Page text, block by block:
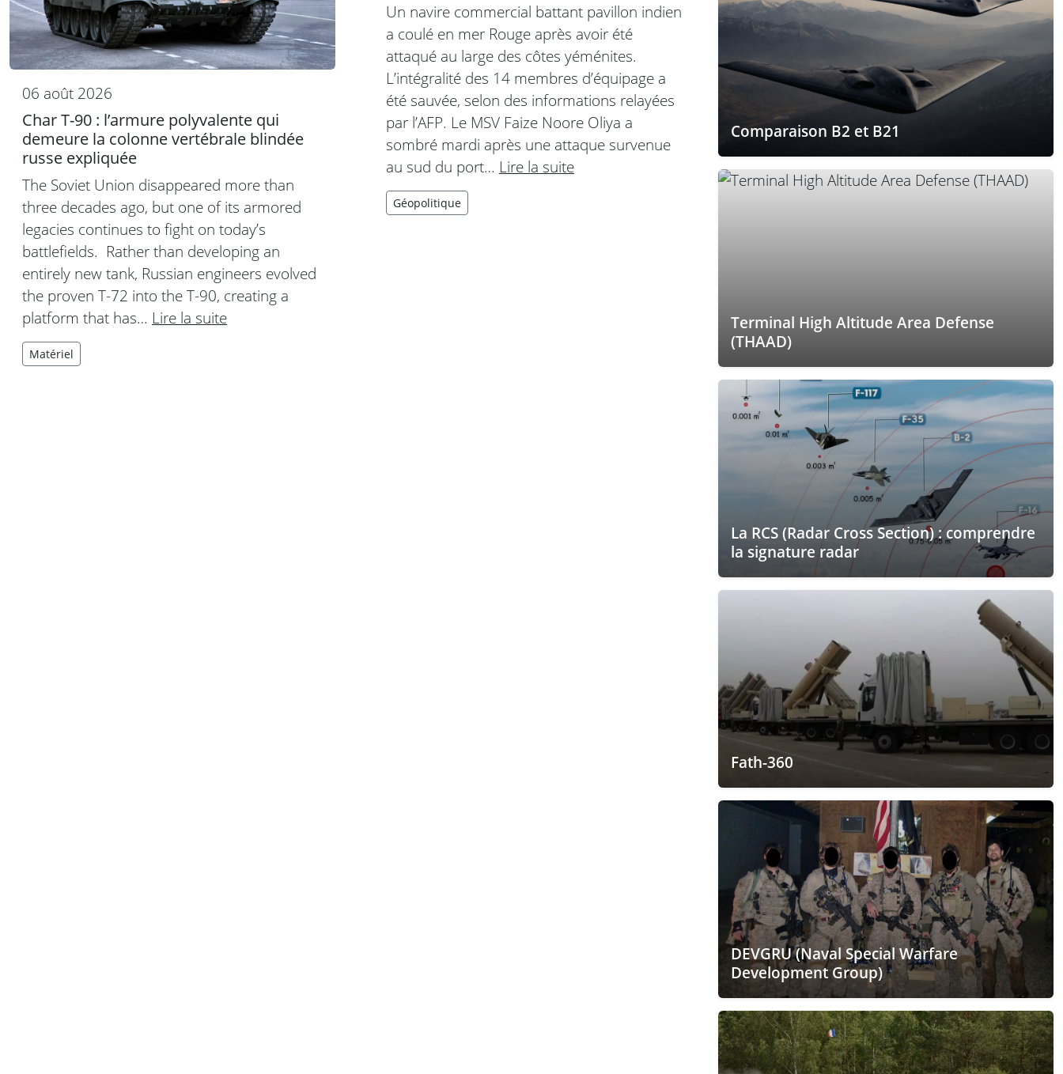
06 août 2026
Char T-90 : l’armure polyvalente qui
demeure la colonne vertébrale blindée
russe expliquée
The Soviet Union disappeared more than
three decades ago, but one of its armored
legacies continues to fight on today’s
battlefields. Rather than developing an
entirely new tank, Russian engineers evolved
the proven T-72 into the T-90, creating a
platform that has… Lire la suite
Matériel
Un navire commercial battant pavillon indien
a coulé en mer Rouge après avoir été
attaqué au large des côtes yéménites.
L’intégralité des 14 membres d’équipage a
été sauvée, selon des informations relayées
par l’AFP. Le MSV Faize Noore Oliya a
sombré mardi après une attaque survenue
au sud du port… Lire la suite
Géopolitique
Comparaison B2 et B21
Terminal High Altitude Area Defense
(THAAD)
La RCS (Radar Cross Section) : comprendre
la signature radar
Fath-360
DEVGRU (Naval Special Warfare
Development Group)